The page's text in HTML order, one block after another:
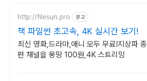
http://filesun.pro 광고
책 파일썬 초고속, 4K 실시간 보기!
최신 영화,드라마,애니 모두 무료!지상파 종
편 채널을 몽땅 100원,4K 스트리밍